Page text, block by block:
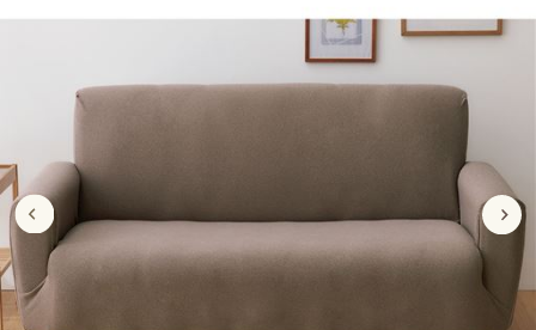
寝具・ベッド
カーテン・ラグ・ファブリック
美容・健康通販すべて
美容・健康・サプリメント
制服・スクール
制服・スクールすべて
制服・学生服
大きいサイズ
大きいサイズ通販すべて
バーゲン
詳細検索
寝具・ベッド
カーテン・ラグ・ファブリック
美容・健康・サプリメント
制服・スクールすべて
制服・学生服
ジュニア・ティーンズ下着
大きいサイズ
大きいサイズ通販すべて
大きいサイズ レディース服
大きいサイズ レディース下着
バーゲン
バーゲンセール
シークレットセール
詳細検索
商品カテゴリ一覧